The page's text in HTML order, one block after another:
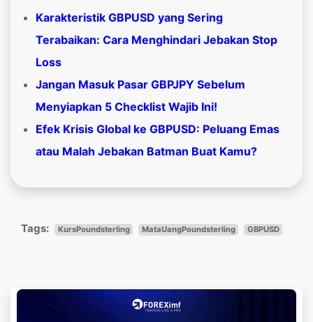
Karakteristik GBPUSD yang Sering
Terabaikan: Cara Menghindari Jebakan Stop
Loss
Jangan Masuk Pasar GBPJPY Sebelum
Menyiapkan 5 Checklist Wajib Ini!
Efek Krisis Global ke GBPUSD: Peluang Emas
atau Malah Jebakan Batman Buat Kamu?
Tags: KursPoundsterling MataUangPoundsterling GBPUSD